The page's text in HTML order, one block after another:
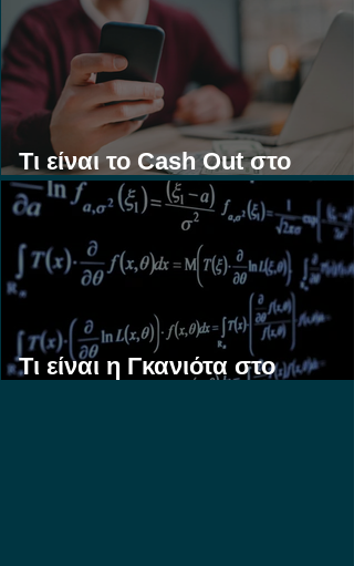
Τι είναι το Cash Out στο
Στοίχημα;
Τι είναι η Γκανιότα στο